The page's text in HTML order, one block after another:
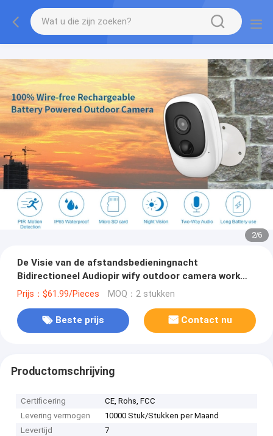
2/6
De Visie van de afstandsbedieningnacht
Bidirectioneel Audiopir wify outdoor camera work
met Tuya Amazonië Google App
Prijs：$61.99/Pieces MOQ：2 stukken
Beste prijs Contact nu
Productomschrijving
Certificering
CE, Rohs, FCC
Levering vermogen
10000 Stuk/Stukken per Maand
Levertijd
7